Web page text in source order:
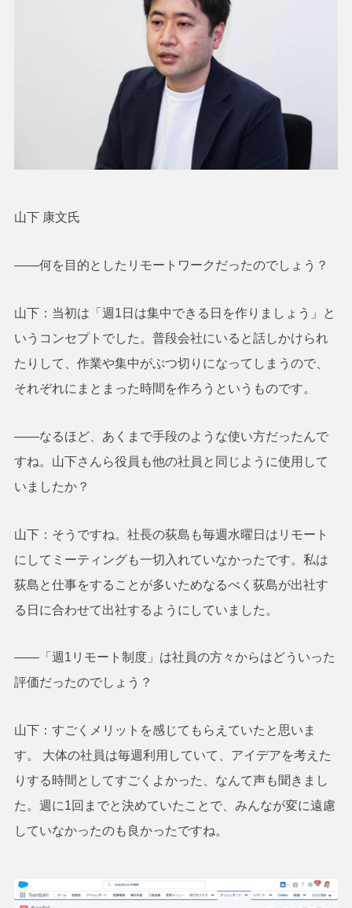
山下 康文氏
――何を目的としたリモートワークだったのでしょう？
山下：当初は「週1日は集中できる日を作りましょう」と
いうコンセプトでした。普段会社にいると話しかけられ
たりして、作業や集中がぶつ切りになってしまうので、
それぞれにまとまった時間を作ろうというものです。
――なるほど、あくまで手段のような使い方だったんで
すね。山下さんら役員も他の社員と同じように使用して
いましたか？
山下：そうですね。社長の荻島も毎週水曜日はリモート
にしてミーティングも一切入れていなかったです。私は
荻島と仕事をすることが多いためなるべく荻島が出社す
る日に合わせて出社するようにしていました。
――「週1リモート制度」は社員の方々からはどういった
評価だったのでしょう？
山下：すごくメリットを感じてもらえていたと思いま
す。 大体の社員は毎週利用していて、アイデアを考えた
りする時間としてすごくよかった、なんて声も聞きまし
た。週に1回までと決めていたことで、みんなが変に遠慮
していなかったのも良かったですね。